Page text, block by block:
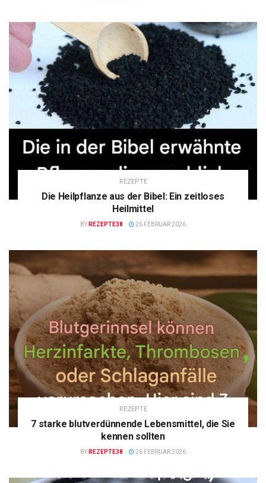
REZEPTE
Die Heilpflanze aus der Bibel: Ein zeitloses
Heilmittel
BY REZEPTE38 26 FEBRUAR 2026
REZEPTE
7 starke blutverdünnende Lebensmittel, die Sie
kennen sollten
BY REZEPTE38 26 FEBRUAR 2026